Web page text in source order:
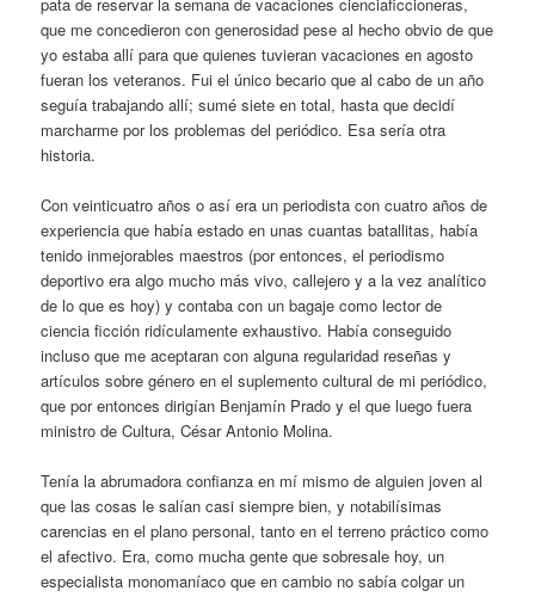
que me concedieron con generosidad pese al hecho obvio de que
yo estaba allí para que quienes tuvieran vacaciones en agosto
fueran los veteranos. Fui el único becario que al cabo de un año
seguía trabajando allí; sumé siete en total, hasta que decidí
marcharme por los problemas del periódico. Esa sería otra
historia.
Con veinticuatro años o así era un periodista con cuatro años de
experiencia que había estado en unas cuantas batallitas, había
tenido inmejorables maestros (por entonces, el periodismo
deportivo era algo mucho más vivo, callejero y a la vez analítico
de lo que es hoy) y contaba con un bagaje como lector de
ciencia ficción ridículamente exhaustivo. Había conseguido
incluso que me aceptaran con alguna regularidad reseñas y
artículos sobre género en el suplemento cultural de mi periódico,
que por entonces dirigían Benjamín Prado y el que luego fuera
ministro de Cultura, César Antonio Molina.
Tenía la abrumadora confianza en mí mismo de alguien joven al
que las cosas le salían casi siempre bien, y notabilísimas
carencias en el plano personal, tanto en el terreno práctico como
el afectivo. Era, como mucha gente que sobresale hoy, un
especialista monomaníaco que en cambio no sabía colgar un